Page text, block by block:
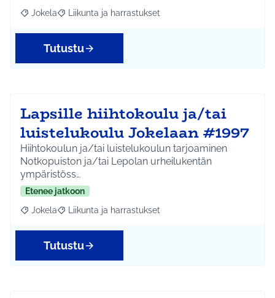
Rajaa tulokset aihepiirin mukaan: Jokela
Jokela Rajaa tulokset teeman mukaan: Liikunta ja
Liikunta ja harrastukset
Tutustu
Lapsille hiihtokoulu ja/tai
luistelukoulu Jokelaan #1997
Hiihtokoulun ja/tai luistelukoulun tarjoaminen
Notkopuiston ja/tai Lepolan urheilukentän
ympäristöss…
Etenee jatkoon
Rajaa tulokset aihepiirin mukaan: Jokela
Jokela Rajaa tulokset teeman mukaan: Liikunta ja
Liikunta ja harrastukset
Tutustu